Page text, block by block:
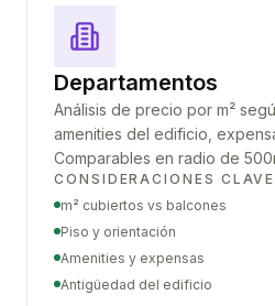
Departamentos
Análisis de precio por m²
amenities del edificio,
Comparables en radio de
CONSIDERACIONES CLAVE
m² cubiertos vs balcones
Piso y orientación
Amenities y expensas
Antigüedad del edificio